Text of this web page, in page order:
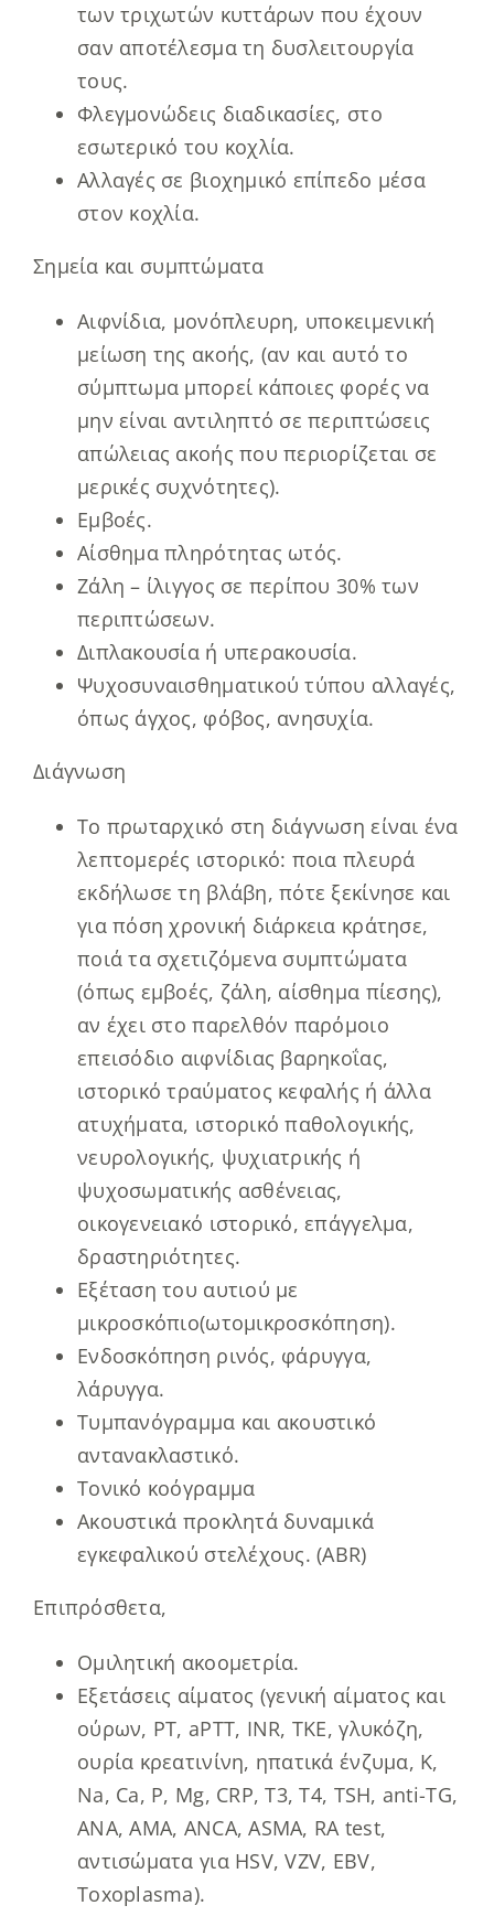
των τριχωτών κυττάρων που έχουν
σαν αποτέλεσμα τη δυσλειτουργία
τους.
Φλεγμονώδεις διαδικασίες, στο
εσωτερικό του κοχλία.
Αλλαγές σε βιοχημικό επίπεδο μέσα
στον κοχλία.
Σημεία και συμπτώματα
Αιφνίδια, μονόπλευρη, υποκειμενική
μείωση της ακοής, (αν και αυτό το
σύμπτωμα μπορεί κάποιες φορές να
μην είναι αντιληπτό σε περιπτώσεις
απώλειας ακοής που περιορίζεται σε
μερικές συχνότητες).
Εμβοές.
Αίσθημα πληρότητας ωτός.
Ζάλη – ίλιγγος σε περίπου 30% των
περιπτώσεων.
Διπλακουσία ή υπερακουσία.
Ψυχοσυναισθηματικού τύπου αλλαγές,
όπως άγχος, φόβος, ανησυχία.
Διάγνωση
Το πρωταρχικό στη διάγνωση είναι ένα
λεπτομερές ιστορικό: ποια πλευρά
εκδήλωσε τη βλάβη, πότε ξεκίνησε και
για πόση χρονική διάρκεια κράτησε,
ποιά τα σχετιζόμενα συμπτώματα
(όπως εμβοές, ζάλη, αίσθημα πίεσης),
αν έχει στο παρελθόν παρόμοιο
επεισόδιο αιφνίδιας βαρηκοΐας,
ιστορικό τραύματος κεφαλής ή άλλα
ατυχήματα, ιστορικό παθολογικής,
νευρολογικής, ψυχιατρικής ή
ψυχοσωματικής ασθένειας,
οικογενειακό ιστορικό, επάγγελμα,
δραστηριότητες.
Εξέταση του αυτιού με
μικροσκόπιο(ωτομικροσκόπηση).
Ενδοσκόπηση ρινός, φάρυγγα,
λάρυγγα.
Τυμπανόγραμμα και ακουστικό
αντανακλαστικό.
Τονικό κοόγραμμα
Ακουστικά προκλητά δυναμικά
εγκεφαλικού στελέχους. (ABR)
Επιπρόσθετα,
Ομιλητική ακοομετρία.
Εξετάσεις αίματος (γενική αίματος και
ούρων, PT, aPTT, INR, TKE, γλυκόζη,
ουρία κρεατινίνη, ηπατικά ένζυμα, K,
Na, Ca, P, Mg, CRP, T3, T4, TSH, anti-TG,
ANA, AMA, ANCA, ASMA, RA test,
αντισώματα για HSV, VZV, EBV,
Toxoplasma).